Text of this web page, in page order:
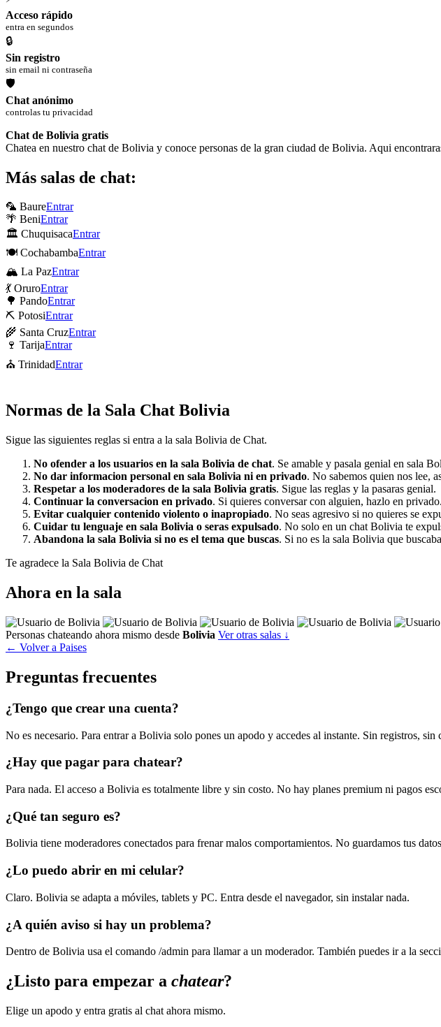
Acceso rápido
entra en segundos
🔒
Sin registro
sin email ni contraseña
🛡
Chat anónimo
controlas tu privacidad
Chat de Bolivia gratis
Chatea en nuestro chat de Bolivia y conoce personas de la gran ciudad de Bolivia. Aqui
Más salas de chat:
🦜 BaureEntrar
🌴 BeniEntrar
🏛 ChuquisacaEntrar
🍽 CochabambaEntrar
🏔 La PazEntrar
💃 OruroEntrar
🌳 PandoEntrar
⛏ PotosiEntrar
🌾 Santa CruzEntrar
🍷 TarijaEntrar
⛪ TrinidadEntrar
Normas de la Sala Chat Bolivia
Sigue las siguientes reglas si entra a la sala Bolivia de Chat.
No ofender a los usuarios en la sala Bolivia de chat. Se amable y pasala genial en sala
No dar informacion personal en sala Bolivia ni en privado. No sabemos quien nos lee,
Respetar a los moderadores de la sala Bolivia gratis. Sigue las reglas y la pasaras genial.
Continuar la conversacion en privado. Si quieres conversar con alguien, hazlo en privado.
Evitar cualquier contenido violento o inapropiado. No seas agresivo si no quieres se
Cuidar tu lenguaje en sala Bolivia o seras expulsado. No solo en un chat Bolivia te
Abandona la sala Bolivia si no es el tema que buscas. Si no es la sala Bolivia que
Te agradece la Sala Bolivia de Chat
Ahora en la sala
Personas chateando ahora mismo desde Bolivia Ver otras salas ↓
← Volver a Paises
Preguntas frecuentes
¿Tengo que crear una cuenta?
No es necesario. Para entrar a Bolivia solo pones un apodo y accedes al instante. Sin registros, sin
¿Hay que pagar para chatear?
Para nada. El acceso a Bolivia es totalmente libre y sin costo. No hay planes premium ni pagos
¿Qué tan seguro es?
Bolivia tiene moderadores conectados para frenar malos comportamientos. No guardamos tus
¿Lo puedo abrir en mi celular?
Claro. Bolivia se adapta a móviles, tablets y PC. Entra desde el navegador, sin instalar nada.
¿A quién aviso si hay un problema?
Dentro de Bolivia usa el comando /admin para llamar a un moderador. También puedes ir a la
¿Listo para empezar a chatear?
Elige un apodo y entra gratis al chat ahora mismo.